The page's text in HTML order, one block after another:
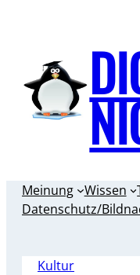
springen
Meinung Wissen
Datenschutz/
Kultur